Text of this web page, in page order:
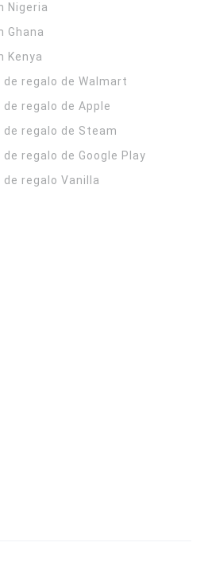
Nigeria
Ghana
Kenya
regalo de Walmart
regalo de Apple
regalo de Steam
regalo de Google Play
regalo Vanilla